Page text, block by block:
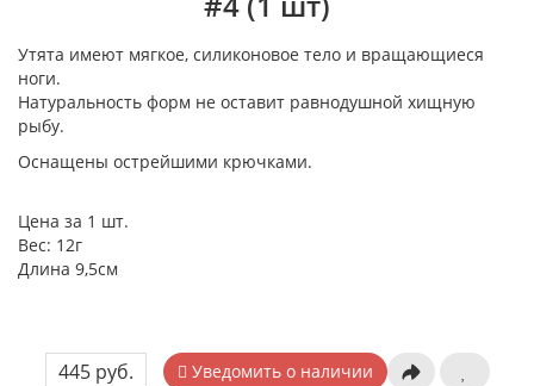
Утята имеют мягкое, силиконовое тело и вращающиеся
ноги.
Натуральность форм не оставит равнодушной хищную
рыбу.
Оснащены острейшими крючками.
Цена за 1 шт.
Вес: 12г
Длина 9,5см
445 руб. Уведомить о наличии